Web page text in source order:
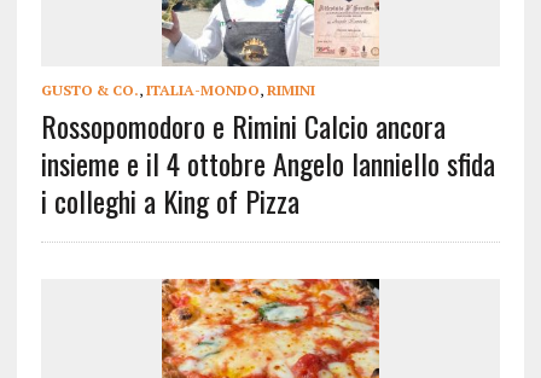
GUSTO & CO., ITALIA-MONDO, RIMINI
Rossopomodoro e Rimini Calcio ancora
insieme e il 4 ottobre Angelo Ianniello sfida
i colleghi a King of Pizza